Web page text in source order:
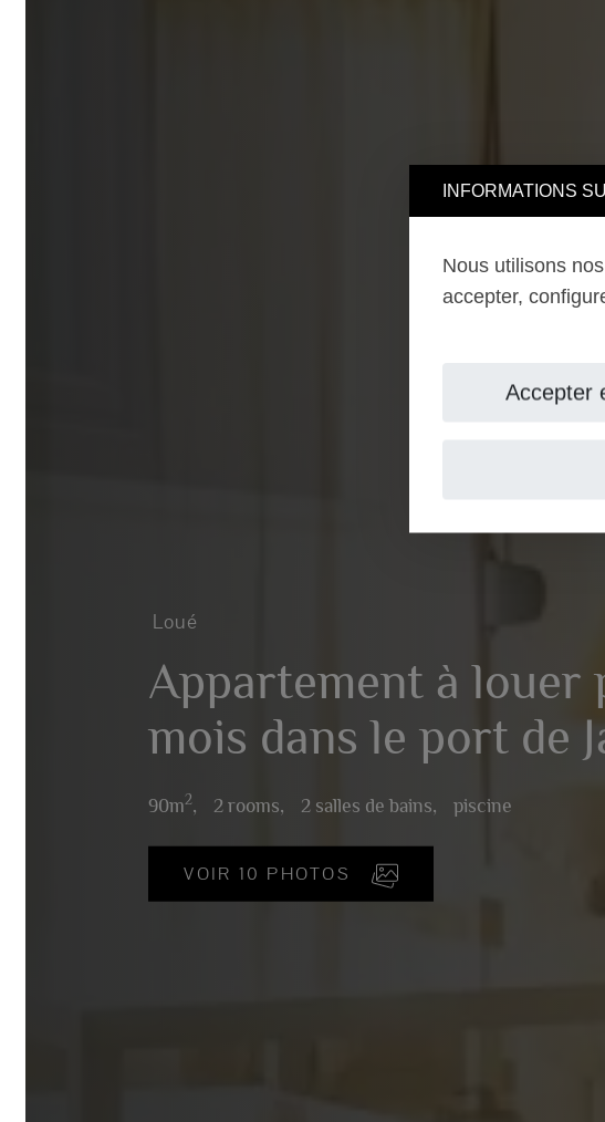
INFORMATIONS SUR
Nous utilisons nos
accepter,
Accepter et
Loué
Appartement à louer
mois dans le port de
90m2, 2 rooms, 2 salles de bains, piscine
VOIR 10 PHOTOS